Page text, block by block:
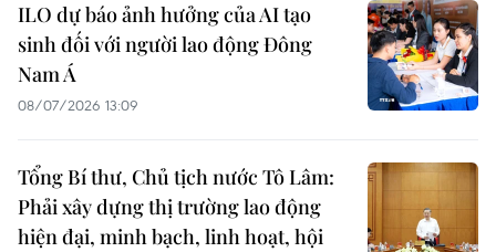
ILO dự báo ảnh hưởng của AI tạo
sinh đối với người lao động Đông
Nam Á
08/07/2026 13:09
Tổng Bí thư, Chủ tịch nước Tô Lâm:
Phải xây dựng thị trường lao động
hiện đại, minh bạch, linh hoạt, hội